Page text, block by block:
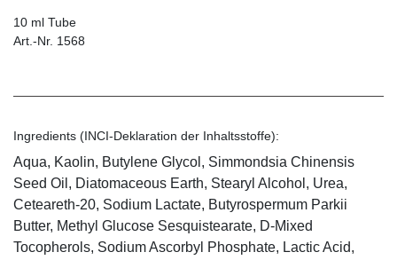
10 ml Tube
Art.-Nr. 1568
Ingredients (INCI-Deklaration der Inhaltsstoffe):
Aqua, Kaolin, Butylene Glycol, Simmondsia Chinensis
Seed Oil, Diatomaceous Earth, Stearyl Alcohol, Urea,
Ceteareth-20, Sodium Lactate, Butyrospermum Parkii
Butter, Methyl Glucose Sesquistearate, D-Mixed
Tocopherols, Sodium Ascorbyl Phosphate, Lactic Acid,